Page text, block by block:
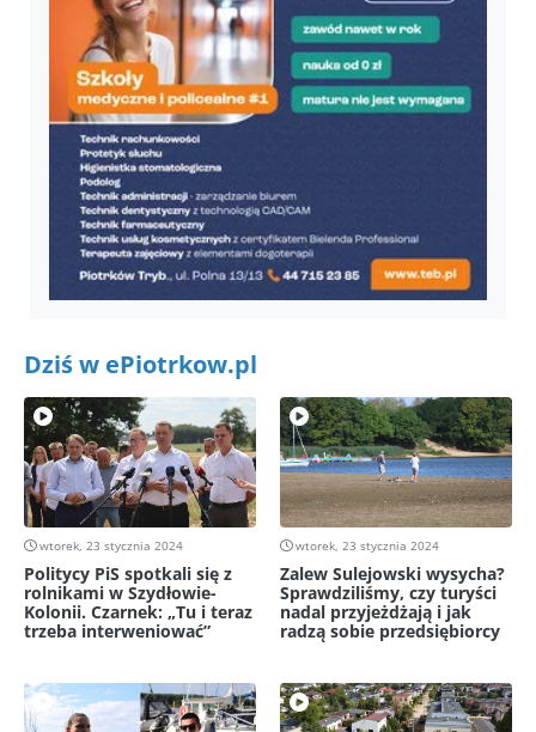
Dziś w ePiotrkow.pl
wtorek, 23 stycznia 2024
Politycy PiS spotkali się z
rolnikami w Szydłowie-
Kolonii. Czarnek: „Tu i teraz
trzeba interweniować”
wtorek, 23 stycznia 2024
Zalew Sulejowski wysycha?
Sprawdziliśmy, czy turyści
nadal przyjeżdżają i jak
radzą sobie przedsiębiorcy